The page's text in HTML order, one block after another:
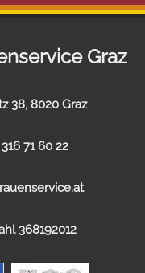
Graz
38, 8020 Graz
71 60 22
368192012